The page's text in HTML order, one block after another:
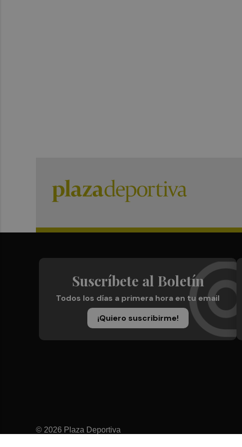
Suscríbete al Boletín
Todos los días a primera hora en tu email
¡Quiero suscribirme!
© 2026 Plaza Deportiva